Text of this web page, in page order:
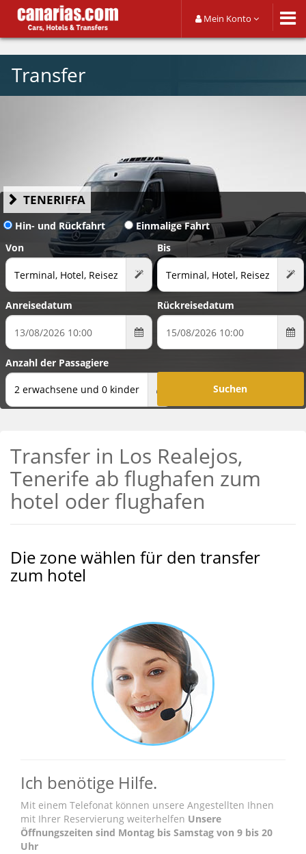
Mein Konto
Transfer
TENERIFFA
Hin- und Rückfahrt
Einmalige Fahrt
Von
Bis
Anreisedatum Rückreisedatum
Anzahl der Passagiere
2 erwachsene und 0 kinder
Transfer in Los Realejos,
Tenerife ab flughafen zum
hotel oder flughafen
Die zone wählen für den transfer
zum hotel
Ich benötige Hilfe.
Mit einem Telefonat können unsere Angestellten Ihnen
mit Ihrer Reservierung weiterhelfen Unsere
Öffnungszeiten sind Montag bis Samstag von 9 bis 20
Uhr